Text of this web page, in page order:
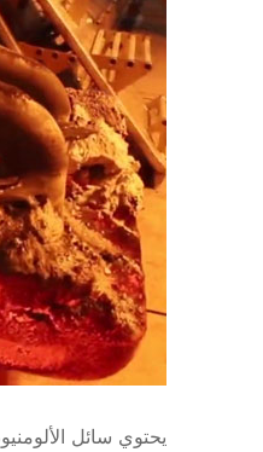
يحتوي سائل